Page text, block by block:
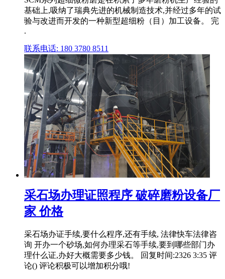
基础上,吸纳了瑞典先进的机械制造技术,并经过多年的试
验与改进而开发的一种新型超细粉（目）加工设备。 完
.
联系电话: 180 3780 8511
采石场办理证照程序 破碎磨粉设备厂
家 价格
采石场办证手续,要什么程序,还有手续, 法律快车法律咨
询 开办一个砂场,如何办理采石等手续,要到哪些部门办
理什么证,办好大概需要多少钱。 回复时间:2326 3:35 评
论() 评论积极可以增加积分哦!